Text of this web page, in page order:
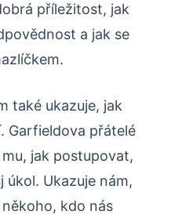
příležitost, jak
a jak se
také ukazuje, jak
Garfieldova přátelé
jak postupovat,
úkol. Ukazuje nám,
kdo nás